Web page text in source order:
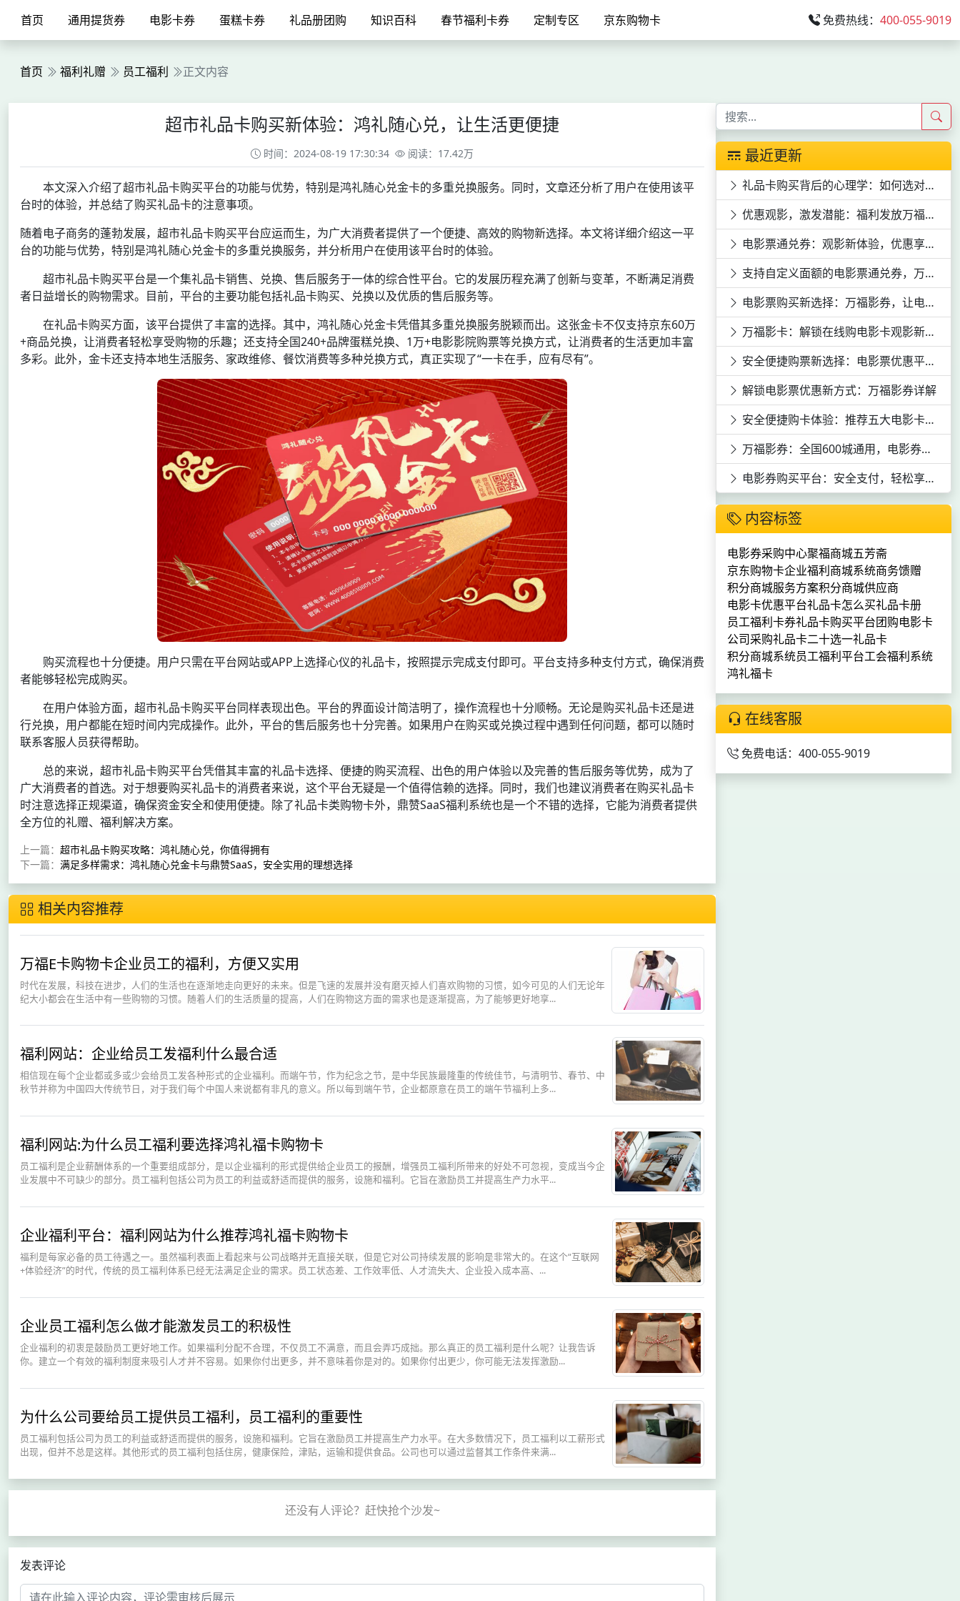
首页 通用提货券 电影卡券 蛋糕卡券 礼品册团购 知识百科 春节福利卡券 定制专区 京东购物卡 免费热线： 400-055-9019
首页 福利礼赠 员工福利 正文内容
超市礼品卡购买新体验：鸿礼随心兑，让生活更便捷
时间：2024-08-19 17:30:34 阅读：17.42万
本文深入介绍了超市礼品卡购买平台的功能与优势，特别是鸿礼随心兑金卡的多重兑换服务。同时，文章还分析了用户在使用该平
台时的体验，并总结了购买礼品卡的注意事项。
随着电子商务的蓬勃发展，超市礼品卡购买平台应运而生，为广大消费者提供了一个便捷、高效的购物新选择。本文将详细介绍这一平
台的功能与优势，特别是鸿礼随心兑金卡的多重兑换服务，并分析用户在使用该平台时的体验。
超市礼品卡购买平台是一个集礼品卡销售、兑换、售后服务于一体的综合性平台。它的发展历程充满了创新与变革，不断满足消费
者日益增长的购物需求。目前，平台的主要功能包括礼品卡购买、兑换以及优质的售后服务等。
在礼品卡购买方面，该平台提供了丰富的选择。其中，鸿礼随心兑金卡凭借其多重兑换服务脱颖而出。这张金卡不仅支持京东60万
+商品兑换，让消费者轻松享受购物的乐趣；还支持全国240+品牌蛋糕兑换、1万+电影影院购票等兑换方式，让消费者的生活更加丰富
多彩。此外，金卡还支持本地生活服务、家政维修、餐饮消费等多种兑换方式，真正实现了“一卡在手，应有尽有”。
购买流程也十分便捷。用户只需在平台网站或APP上选择心仪的礼品卡，按照提示完成支付即可。平台支持多种支付方式，确保消费
者能够轻松完成购买。
在用户体验方面，超市礼品卡购买平台同样表现出色。平台的界面设计简洁明了，操作流程也十分顺畅。无论是购买礼品卡还是进
行兑换，用户都能在短时间内完成操作。此外，平台的售后服务也十分完善。如果用户在购买或兑换过程中遇到任何问题，都可以随时
联系客服人员获得帮助。
总的来说，超市礼品卡购买平台凭借其丰富的礼品卡选择、便捷的购买流程、出色的用户体验以及完善的售后服务等优势，成为了
广大消费者的首选。对于想要购买礼品卡的消费者来说，这个平台无疑是一个值得信赖的选择。同时，我们也建议消费者在购买礼品卡
时注意选择正规渠道，确保资金安全和使用便捷。除了礼品卡类购物卡外，鼎赞SaaS福利系统也是一个不错的选择，它能为消费者提供
全方位的礼赠、福利解决方案。
上一篇： 超市礼品卡购买攻略：鸿礼随心兑，你值得拥有
下一篇： 满足多样需求：鸿礼随心兑金卡与鼎赞SaaS，安全实用的理想选择
相关内容推荐
万福E卡购物卡企业员工的福利，方便又实用
时代在发展，科技在进步，人们的生活也在逐渐地走向更好的未来。但是飞速的发展并没有磨灭掉人们喜欢购物的习惯，如今可见的人们无论年
纪大小都会在生活中有一些购物的习惯。随着人们的生活质量的提高，人们在购物这方面的需求也是逐渐提高，为了能够更好地享...
福利网站：企业给员工发福利什么最合适
相信现在每个企业都或多或少会给员工发各种形式的企业福利。而端午节，作为纪念之节，是中华民族最隆重的传统佳节，与清明节、春节、中
秋节并称为中国四大传统节日，对于我们每个中国人来说都有非凡的意义。所以每到端午节，企业都原意在员工的端午节福利上多...
福利网站:为什么员工福利要选择鸿礼福卡购物卡
员工福利是企业薪酬体系的一个重要组成部分，是以企业福利的形式提供给企业员工的报酬，增强员工福利所带来的好处不可忽视，变成当今企
业发展中不可缺少的部分。员工福利包括公司为员工的利益或舒适而提供的服务，设施和福利。它旨在激励员工并提高生产力水平...
企业福利平台：福利网站为什么推荐鸿礼福卡购物卡
福利是每家必备的员工待遇之一。虽然福利表面上看起来与公司战略并无直接关联，但是它对公司持续发展的影响是非常大的。在这个“互联网
+体验经济”的时代，传统的员工福利体系已经无法满足企业的需求。员工状态差、工作效率低、人才流失大、企业投入成本高、...
企业员工福利怎么做才能激发员工的积极性
企业福利的初衷是鼓励员工更好地工作。如果福利分配不合理，不仅员工不满意，而且会弄巧成拙。那么真正的员工福利是什么呢？让我告诉
你。建立一个有效的福利制度来吸引人才并不容易。如果你付出更多，并不意味着你是对的。如果你付出更少，你可能无法发挥激励...
为什么公司要给员工提供员工福利，员工福利的重要性
员工福利包括公司为员工的利益或舒适而提供的服务，设施和福利。它旨在激励员工并提高生产力水平。在大多数情况下，员工福利以工薪形式
出现，但并不总是这样。其他形式的员工福利包括住房，健康保险，津贴，运输和提供食品。公司也可以通过监督其工作条件来满...
发表评论
最近更新
礼品卡购买背后的心理学：如何选对心意
优惠观影，激发潜能：福利发放万福影券电影次券的员工激励效应
电影票通兑券：观影新体验，优惠享不停
支持自定义面额的电影票通兑券，万福影券等你来领
电影票购买新选择：万福影券，让电影票购买更便捷
万福影卡：解锁在线购电影卡观影新体验
安全便捷购票新选择：电影票优惠平台深度剖析
解锁电影票优惠新方式：万福影券详解
安全便捷购卡体验：推荐五大电影卡平台
万福影券：全国600城通用，电影券购买平台推荐
电影券购买平台：安全支付，轻松享受全国10000+影院资源
内容标签
电影券采购中心聚福商城五芳斋
京东购物卡企业福利商城系统商务馈赠
积分商城服务方案积分商城供应商
电影卡优惠平台礼品卡怎么买礼品卡册
员工福利卡券礼品卡购买平台团购电影卡
公司采购礼品卡二十选一礼品卡
积分商城系统员工福利平台工会福利系统
鸿礼福卡
在线客服
免费电话：400-055-9019